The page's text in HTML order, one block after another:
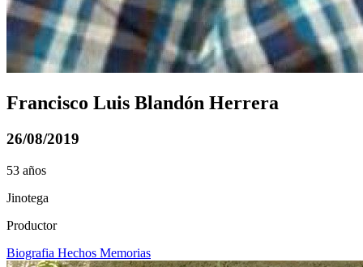
Francisco Luis Blandón Herrera
26/08/2019
53 años
Jinotega
Productor
Biografia Hechos Memorias